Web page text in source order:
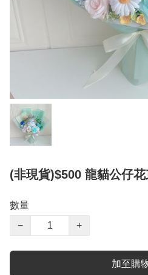
(非現貨)$500 龍貓公仔
數量
−
+
加至購